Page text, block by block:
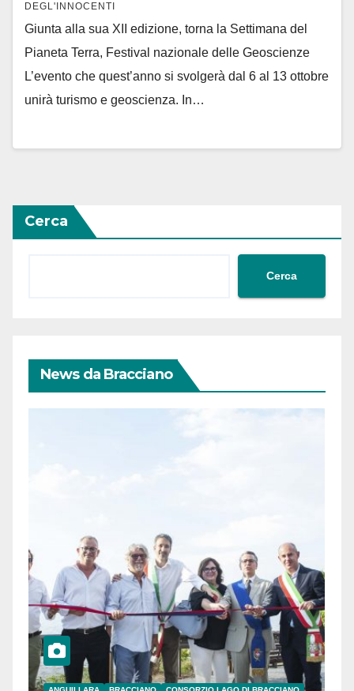
DEGL'INNOCENTI
Giunta alla sua XII edizione, torna la Settimana del
Pianeta Terra, Festival nazionale delle Geoscienze
L’evento che quest’anno si svolgerà dal 6 al 13 ottobre
unirà turismo e geoscienza. In…
Cerca
Cerca
News da Bracciano